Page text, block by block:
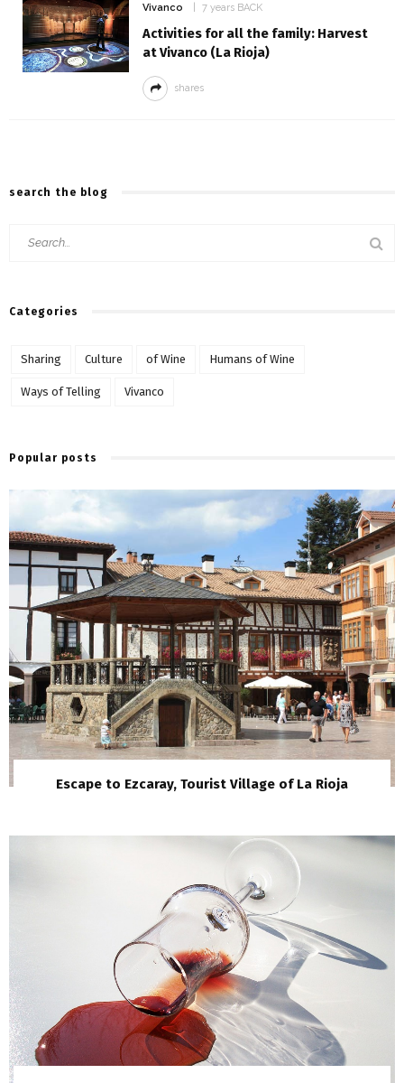
Vivanco 7 years BACK
Activities for all the family: Harvest
at Vivanco (La Rioja)
shares
search the blog
Categories
Sharing Culture of Wine Humans of Wine
Ways of Telling Vivanco
Popular posts
Escape to Ezcaray, Tourist Village of La Rioja